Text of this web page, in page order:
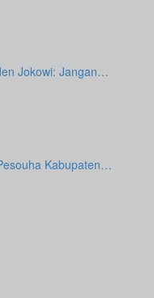
Jokowi: Jangan…
Kabupaten…